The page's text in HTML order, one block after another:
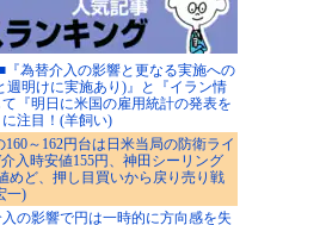
『為替介入の影響と更なる実施への
週明けに実施あり)』と『イラン情
『明日に米国の雇用統計の発表を
注目！(羊飼い)
160～162円台は日米当局の防衛ライ
入時安値155円、神田シーリング
めど、押し目買いから戻り売り戦
一)
入の影響で円は一時的に方向感を失